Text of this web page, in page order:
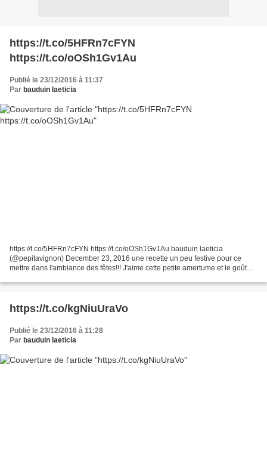
https://t.co/5HFRn7cFYN
https://t.co/oOSh1Gv1Au
Publié le 23/12/2016 à 11:37
Par bauduin laeticia
https://t.co/5HFRn7cFYN https://t.co/oOSh1Gv1Au bauduin laeticia
(@pepitavignon) December 23, 2016 une recette un peu festive pour ce
mettre dans l'ambiance des fêtes!!! J'aime cette petite amertume et le goût
https://t.co/kgNiuUraVo
Publié le 23/12/2016 à 11:28
Par bauduin laeticia